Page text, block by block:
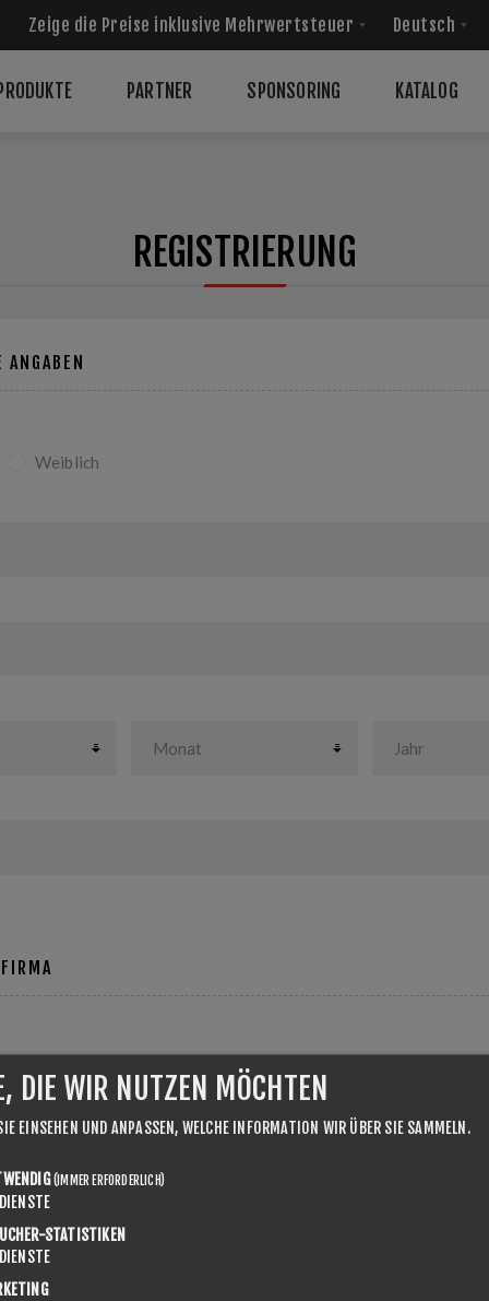
PRODUKTE PARTNER SPONSORING KATALOG
REGISTRIERUNG
ANGABEN
Weiblich
inkl. des Ländercodes ein (z.B. DE123456789)
DIE WIR NUTZEN MÖCHTEN
EINSEHEN UND ANPASSEN, WELCHE INFORMATION WIR ÜBER SIE SAMMELN.
(IMMER ERFORDERLICH)
DIENSTE
STATISTIKEN
DIENSTE